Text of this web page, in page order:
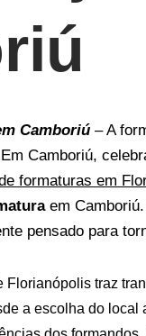
Camboriú – A
Camboriú,
formaturas em
em Camboriú.
pensado para
Florianópolis traz
a escolha do